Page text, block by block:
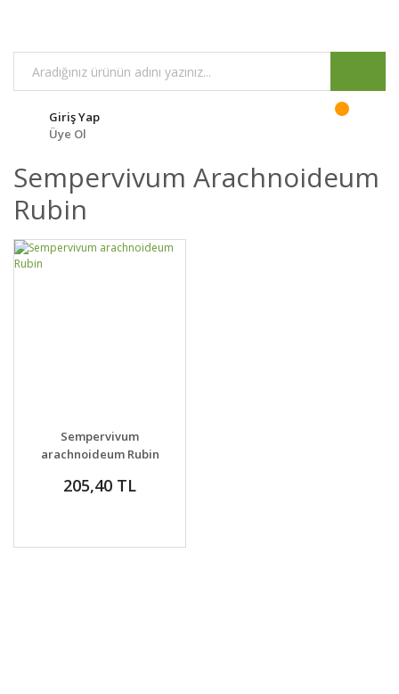
Giriş Yap
Üye Ol
Sempervivum Arachnoideum
Rubin
DETAYLAR
VER
Sempervivum
arachnoideum Rubin
205,40 TL